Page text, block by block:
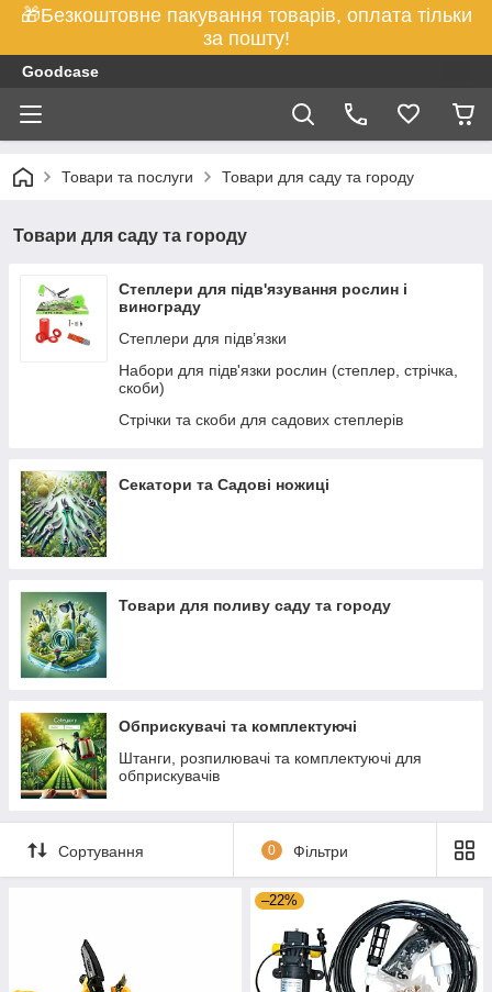
🎁Безкоштовне пакування товарів, оплата тільки
за пошту!
Goodcase
Товари та послуги Товари для саду та городу
Товари для саду та городу
Степлери для підв'язування рослин і
винограду
Степлери для підв’язки
Набори для підв'язки рослин (степлер, стрічка,
скоби)
Стрічки та скоби для садових степлерів
Секатори та Садові ножиці
Товари для поливу саду та городу
Обприскувачі та комплектуючі
Штанги, розпилювачі та комплектуючі для
обприскувачів
Сортування 0 Фільтри
–22%